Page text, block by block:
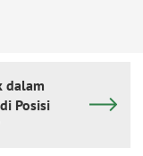
dalam
Posisi